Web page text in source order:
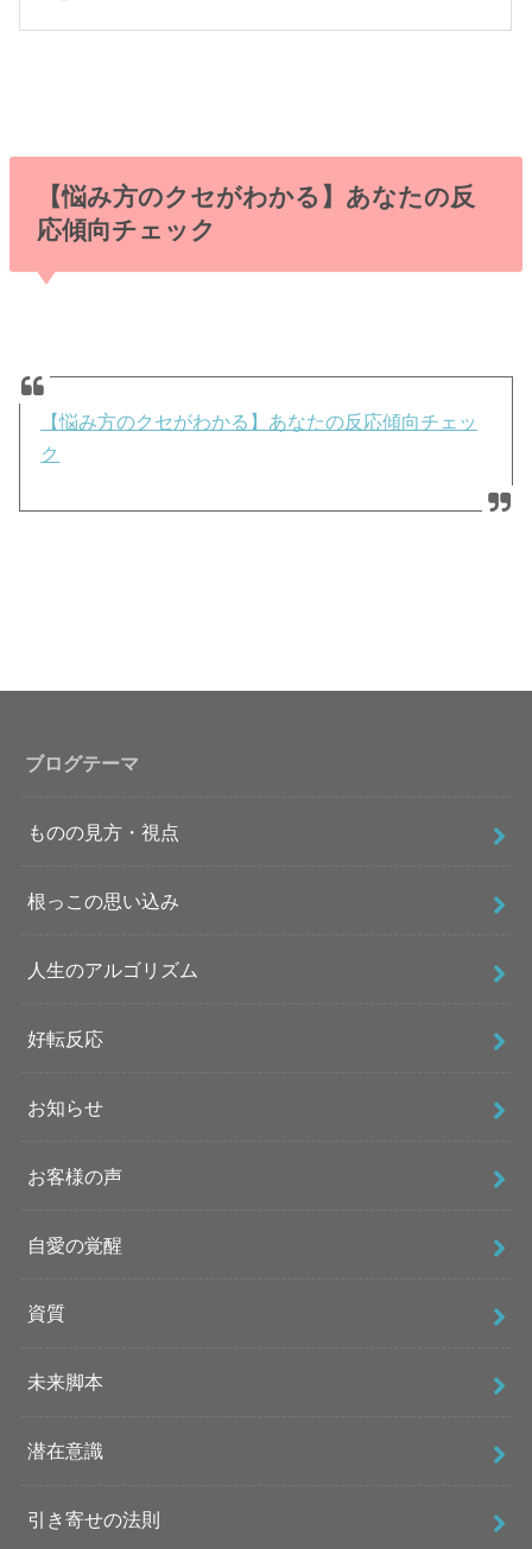
【悩み方のクセがわかる】あなたの反
応傾向チェック
【悩み方のクセがわかる】あなたの反応傾向チェッ
ク
ブログテーマ
ものの見方・視点
根っこの思い込み
人生のアルゴリズム
好転反応
お知らせ
お客様の声
自愛の覚醒
資質
未来脚本
潜在意識
引き寄せの法則